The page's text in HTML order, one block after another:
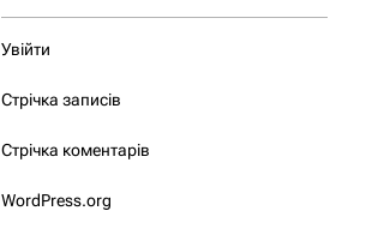
Увійти
Стрічка записів
Стрічка коментарів
WordPress.org